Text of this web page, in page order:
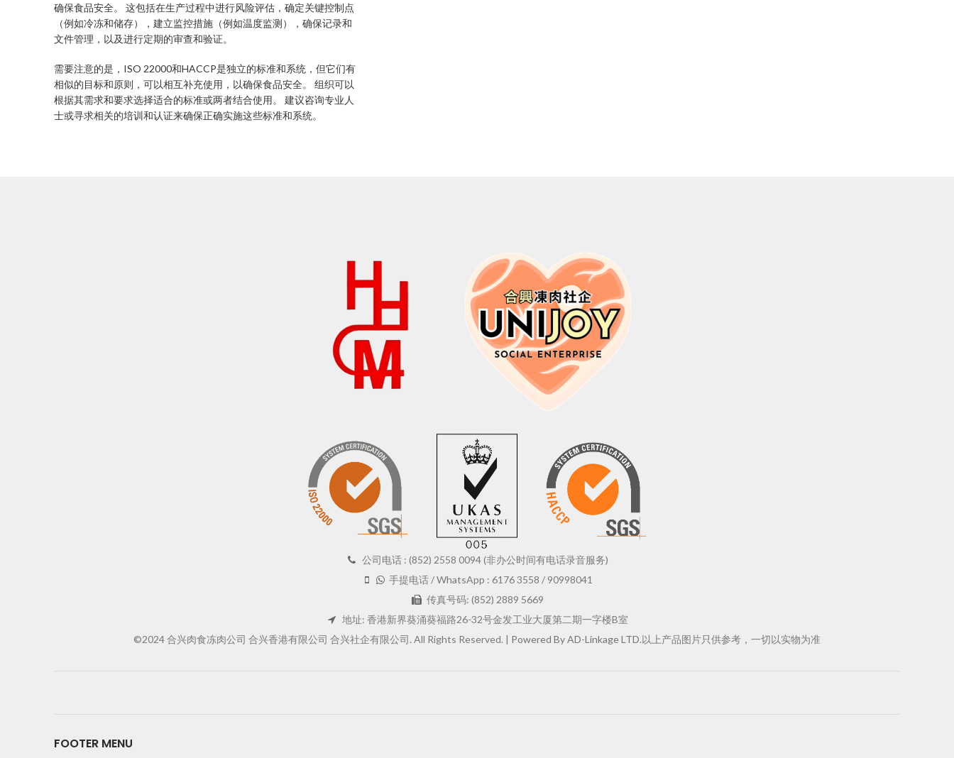
确保食品安全。 这包括在生产过程中进行风险评估，确定关键控制点
（例如冷冻和储存），建立监控措施（例如温度监测），确保记录和
文件管理，以及进行定期的审查和验证。
需要注意的是，ISO 22000和HACCP是独立的标准和系统，但它们有
相似的目标和原则，可以相互补充使用，以确保食品安全。 组织可以
根据其需求和要求选择适合的标准或两者结合使用。 建议咨询专业人
士或寻求相关的培训和认证来确保正确实施这些标准和系统。
公司电话 : (852) 2558 0094 (非办公时间有电话录音服务)
手提电话 / WhatsApp : 6176 3558 / 90998041
传真号码: (852) 2889 5669
地址: 香港新界葵涌葵福路26-32号金发工业大厦第二期一字楼B室
©2024 合兴肉食冻肉公司 合兴香港有限公司 合兴社企有限公司. All Rights Reserved. | Powered By AD-Linkage LTD.以上产品图片只供参考，一切以实物为准
FOOTER MENU